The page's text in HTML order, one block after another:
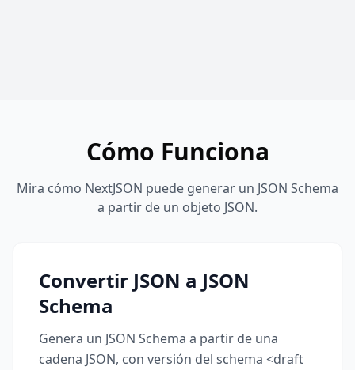
Cómo Funciona
Mira cómo NextJSON puede generar un JSON Schema
a partir de un objeto JSON.
Convertir JSON a JSON
Schema
Genera un JSON Schema a partir de una
cadena JSON, con versión del schema <draft